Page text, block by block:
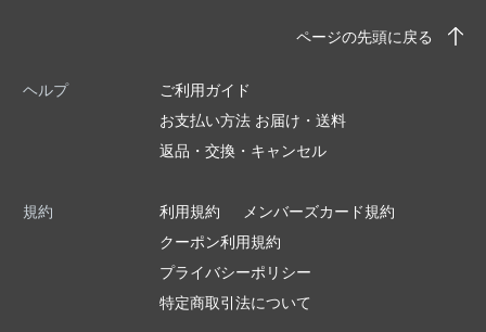
ページの先頭に戻る
ヘルプ
ご利用ガイド
お支払い方法 お届け・送料
返品・交換・キャンセル
規約 利用規約
メンバーズカード規約
クーポン利用規約
プライバシーポリシー
特定商取引法について